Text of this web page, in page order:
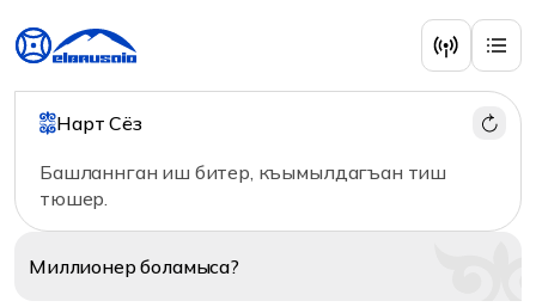
Нарт Сёз
Башланнган иш битер, къымылдагъан тиш
тюшер.
Миллионерболамыса?